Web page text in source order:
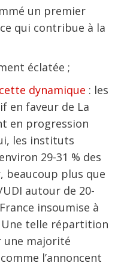
un premier
qui contribue à la
éclatée ;
dynamique : les
en faveur de La
en progression
les instituts
29-31 % des
beaucoup plus que
autour de 20-
insoumise à
Une telle répartition
une majorité
l’annoncent